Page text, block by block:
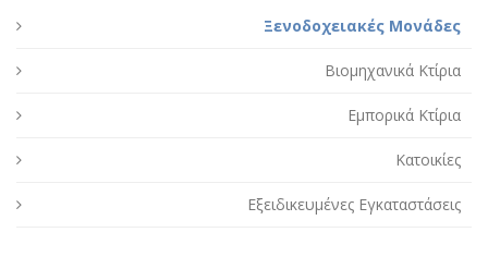
Ξενοδοχειακές Μονάδες
Βιομηχανικά Κτίρια
Εμπορικά Κτίρια
Κατοικίες
Εξειδικευμένες Εγκαταστάσεις